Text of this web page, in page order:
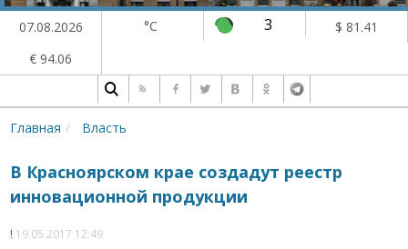
07.08.2026 °C 3
$ 81.41
€ 94.06
Главная Власть
В Красноярском крае создадут реестр
инновационной продукции
19.05.2017 12:49